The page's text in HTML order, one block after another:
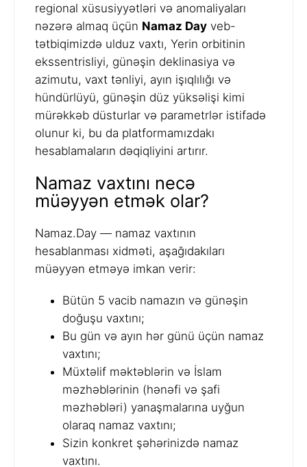
regional xüsusiyyətləri və anomaliyaları
nəzərə almaq üçün Namaz Day veb-
tətbiqimizdə ulduz vaxtı, Yerin orbitinin
ekssentrisliyi, günəşin deklinasiya və
azimutu, vaxt tənliyi, ayın işıqlılığı və
hündürlüyü, günəşin düz yüksəlişi kimi
mürəkkəb düsturlar və parametrlər istifadə
olunur ki, bu da platformamızdakı
hesablamaların dəqiqliyini artırır.
Namaz vaxtını necə
müəyyən etmək olar?
Namaz.Day — namaz vaxtının
hesablanması xidməti, aşağıdakıları
müəyyən etməyə imkan verir:
Bütün 5 vacib namazın və günəşin
doğuşu vaxtını;
Bu gün və ayın hər günü üçün namaz
vaxtını;
Müxtəlif məktəblərin və İslam
məzhəblərinin (hənəfi və şafi
məzhəbləri) yanaşmalarına uyğun
olaraq namaz vaxtını;
Sizin konkret şəhərinizdə namaz
vaxtını.